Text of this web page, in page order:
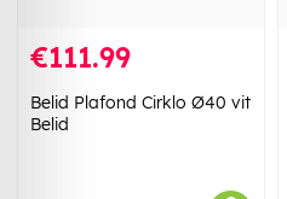
€111.99
Belid Plafond Cirklo Ø40 vit
Belid